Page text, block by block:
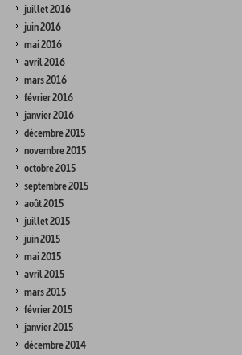
juillet 2016
juin 2016
mai 2016
avril 2016
mars 2016
février 2016
janvier 2016
décembre 2015
novembre 2015
octobre 2015
septembre 2015
août 2015
juillet 2015
juin 2015
mai 2015
avril 2015
mars 2015
février 2015
janvier 2015
décembre 2014